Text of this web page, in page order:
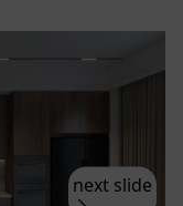
next slide